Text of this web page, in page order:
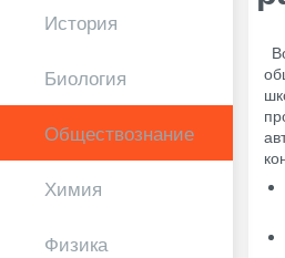
История
Биология
Обществознание
Химия
Физика